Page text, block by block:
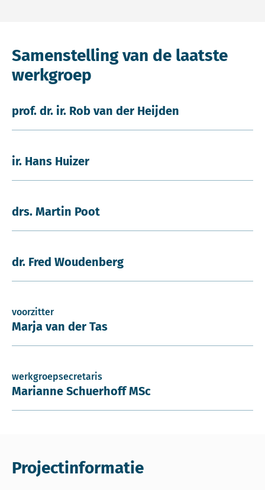
Samenstelling van de laatste
werkgroep
prof. dr. ir. Rob van der Heijden
ir. Hans Huizer
drs. Martin Poot
dr. Fred Woudenberg
voorzitter
Marja van der Tas
werkgroepsecretaris
Marianne Schuerhoff MSc
Projectinformatie